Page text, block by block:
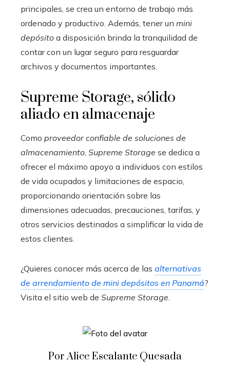
principales, se crea un entorno de trabajo más
ordenado y productivo. Además, tener un mini
depósito a disposición brinda la tranquilidad de
contar con un lugar seguro para resguardar
archivos y documentos importantes.
Supreme Storage, sólido
aliado en almacenaje
Como proveedor confiable de soluciones de
almacenamiento Supreme Storage se dedica a
ofrecer el máximo apoyo a individuos con estilos
de vida ocupados y limitaciones de espacio,
proporcionando orientación sobre las
dimensiones adecuadas, precauciones, tarifas, y
otros servicios destinados a simplificar la vida de
estos clientes.
¿Quieres conocer más acerca de las alternativas
de arrendamiento de mini depósitos en Panamá?
Visita el sitio web de Supreme Storage
Por Alice Escalante Quesada